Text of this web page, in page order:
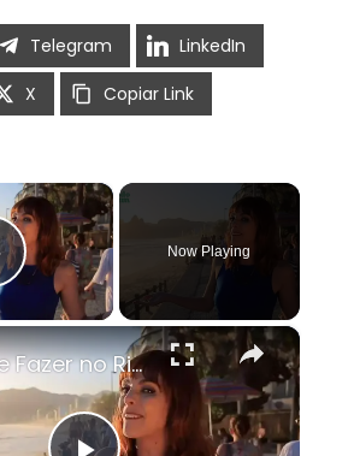
Telegram
LinkedIn
X Copiar Link
×
Video
Now Playing
×
O Que Fazer no Rio de Janeiro: Cristo Redentor, Ipanema e Museu do Amanhã!